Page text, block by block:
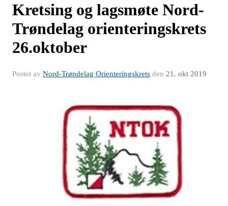
Kretsing og lagsmøte Nord-
Trøndelag orienteringskrets
26.oktober
Postet av Nord-Trøndelag Orienteringskrets den 21. okt 2019